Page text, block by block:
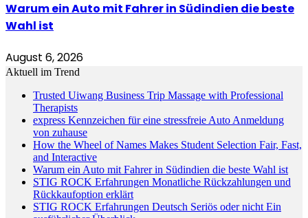
Warum ein Auto mit Fahrer in Südindien die beste
Wahl ist
August 6, 2026
Aktuell im Trend
Trusted Uiwang Business Trip Massage with Professional
Therapists
express Kennzeichen für eine stressfreie Auto Anmeldung
von zuhause
How the Wheel of Names Makes Student Selection Fair, Fast,
and Interactive
Warum ein Auto mit Fahrer in Südindien die beste Wahl ist
STIG ROCK Erfahrungen Monatliche Rückzahlungen und
Rückkaufoption erklärt
STIG ROCK Erfahrungen Deutsch Seriös oder nicht Ein